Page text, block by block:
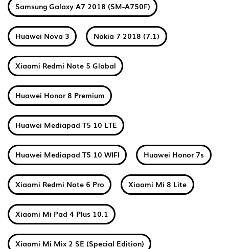
Samsung Galaxy A7 2018 (SM-A750F)
Huawei Nova 3 Nokia 7 2018 (7.1)
Xiaomi Redmi Note 5 Global
Huawei Honor 8 Premium
Huawei Mediapad T5 10 LTE
Huawei Mediapad T5 10 WIFI Huawei Honor 7s
Xiaomi Redmi Note 6 Pro Xiaomi Mi 8 Lite
Xiaomi Mi Pad 4 Plus 10.1
Xiaomi Mi Mix 2 SE (Special Edition)